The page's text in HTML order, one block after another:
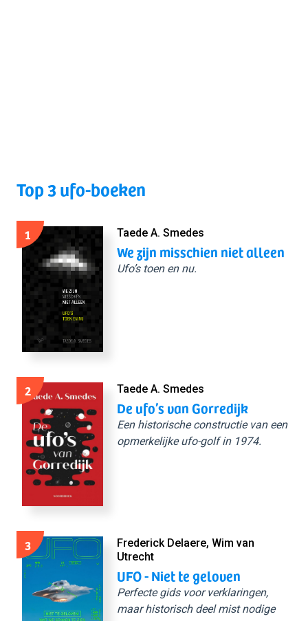
Top 3 ufo-boeken
1 Taede A. Smedes
We zijn misschien niet alleen
Ufo’s toen en nu.
2 Taede A. Smedes
De ufo’s van Gorredijk
Een historische constructie van een
opmerkelijke ufo-golf in 1974.
3
Frederick Delaere, Wim van
Utrecht
UFO - Niet te geloven
Perfecte gids voor verklaringen,
maar historisch deel mist nodige